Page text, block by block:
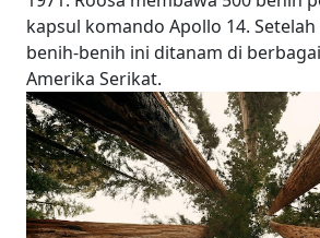
kapsul komando Apollo 14.
benih-benih ini ditanam di
Amerika Serikat.